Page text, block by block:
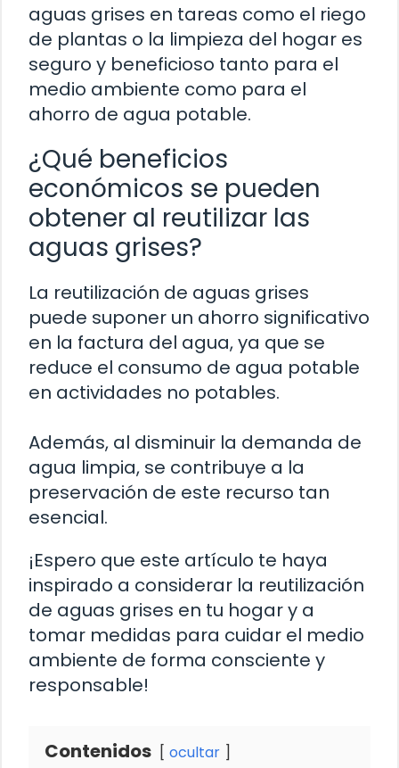
aguas grises en tareas como el riego
de plantas o la limpieza del hogar es
seguro y beneficioso tanto para el
medio ambiente como para el
ahorro de agua potable.
¿Qué beneficios
económicos se pueden
obtener al reutilizar las
aguas grises?
La reutilización de aguas grises
puede suponer un ahorro significativo
en la factura del agua, ya que se
reduce el consumo de agua potable
en actividades no potables.
Además, al disminuir la demanda de
agua limpia, se contribuye a la
preservación de este recurso tan
esencial.
¡Espero que este artículo te haya
inspirado a considerar la reutilización
de aguas grises en tu hogar y a
tomar medidas para cuidar el medio
ambiente de forma consciente y
responsable!
Contenidos ocultar